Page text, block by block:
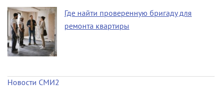
Где найти проверенную бригаду для
ремонта квартиры
Новости СМИ2